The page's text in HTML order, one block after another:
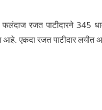
रजत पाटीदारने 345
आहे. एकदा रजत पाटीदार